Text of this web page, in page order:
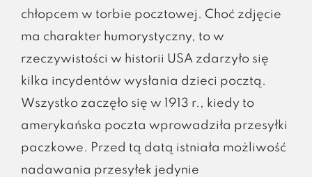
chłopcem w torbie pocztowej. Choć zdjęcie
ma charakter humorystyczny, to w
rzeczywistości w historii USA zdarzyło się
kilka incydentów wysłania dzieci pocztą. ​
Wszystko zaczęło się w 1913 r., kiedy to
amerykańska poczta wprowadziła przesyłki
paczkowe. Przed tą datą istniała możliwość
nadawania przesyłek jedynie